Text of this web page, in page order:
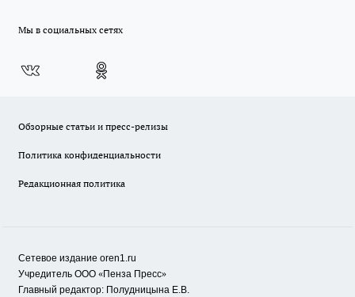
Мы в социальных сетях
Обзорные статьи и пресс-релизы
Политика конфиденциальности
Редакционная политика
Сетевое издание oren1.ru
Учредитель ООО «Пенза Пресс»
Главный редактор: Полудницына Е.В.